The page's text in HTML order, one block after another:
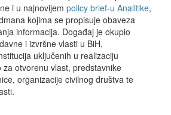
i u najnovijem policy brief-u Analitike,
kojima se propisuje obaveza
informacija. Događaj je okupio
i izvršne vlasti u BiH,
uključenih u realizaciju
za otvorenu vlast, predstavnike
organizacije civilnog društva te